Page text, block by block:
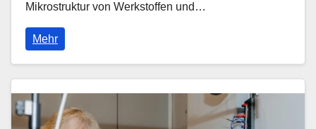
Mikrostruktur von Werkstoffen und…
Mehr